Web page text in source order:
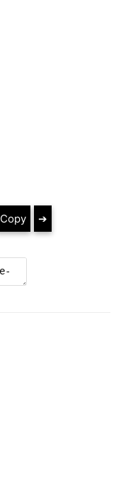
Copy ➔